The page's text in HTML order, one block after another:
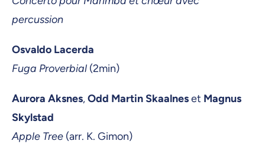
percussion
Osvaldo Lacerda
Fuga Proverbial (2min)
Aurora Aksnes,Odd Martin Skaalneset Magnus
Skylstad
Apple Tree (arr. K. Gimon)